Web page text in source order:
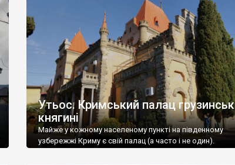
Утьос. Кримський палац
княгині
Майже у кожному населеному пункті на південному
узбережжі Криму є свій палац (а часто і не один).